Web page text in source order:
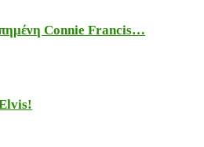
Connie Francis…